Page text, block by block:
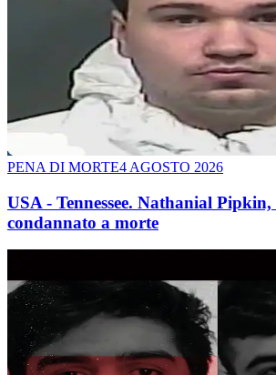
PENA DI MORTE4 AGOSTO 2026
USA - Tennessee. Nathanial
condannato a morte